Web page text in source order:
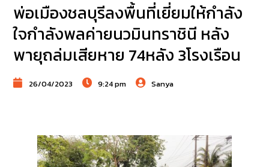
พ่อเมืองชลบุรีลงพื้นที่เยี่ยมให้กำลัง
ใจกำลังพลค่ายนวมินทราชินี หลัง
พายุถล่มเสียหาย 74หลัง 3โรงเรือน
26/04/2023 9:24 pm Sanya